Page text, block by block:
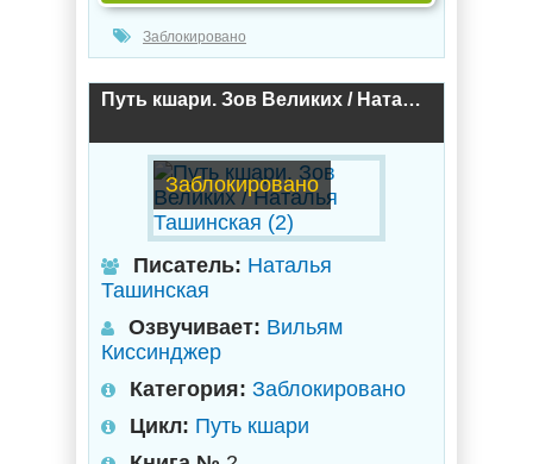
Заблокировано
Путь кшари. Зов Великих / Наталья Ташинская (2)
Заблокировано
Писатель: Наталья
Ташинская
Озвучивает: Вильям
Киссинджер
Категория: Заблокировано
Цикл: Путь кшари